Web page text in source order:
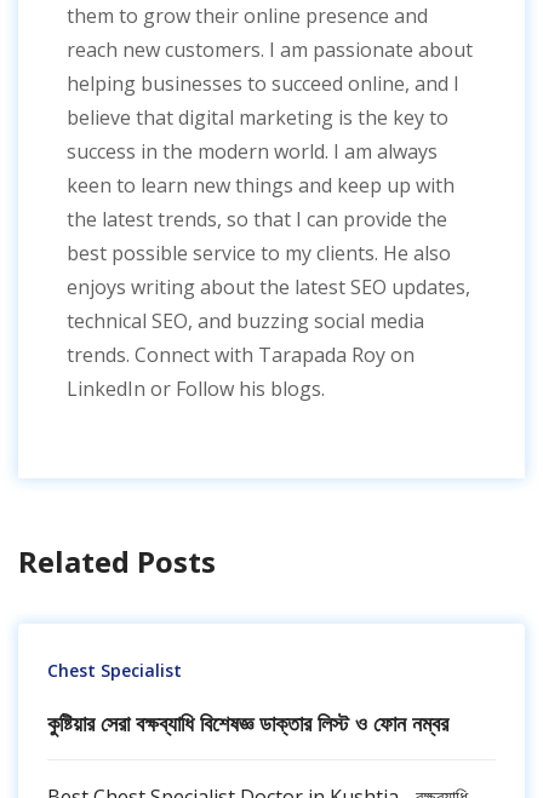
them to grow their online presence and
reach new customers. I am passionate about
helping businesses to succeed online, and I
believe that digital marketing is the key to
success in the modern world. I am always
keen to learn new things and keep up with
the latest trends, so that I can provide the
best possible service to my clients. He also
enjoys writing about the latest SEO updates,
technical SEO, and buzzing social media
trends. Connect with Tarapada Roy on
LinkedIn or Follow his blogs.
Related Posts
Chest Specialist
কুষ্টিয়ার সেরা বক্ষব্যাধি বিশেষজ্ঞ ডাক্তার লিস্ট ও ফোন নম্বর